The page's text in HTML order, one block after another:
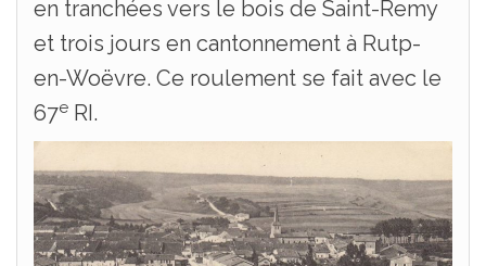
en tranchées vers le bois de Saint-Remy
et trois jours en cantonnement à Rutp-
en-Woëvre. Ce roulement se fait avec le
67e RI.